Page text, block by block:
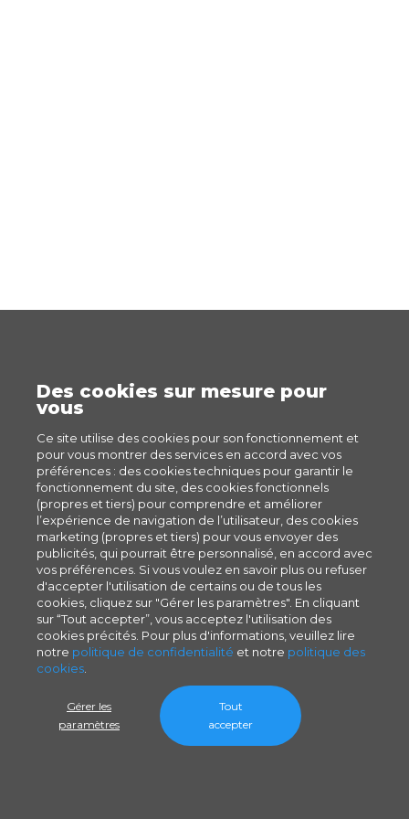
Des cookies sur mesure pour
vous
Ce site utilise des cookies pour son fonctionnement et
pour vous montrer des services en accord avec vos
préférences : des cookies techniques pour garantir le
fonctionnement du site, des cookies fonctionnels
(propres et tiers) pour comprendre et améliorer
l’expérience de navigation de l’utilisateur, des cookies
marketing (propres et tiers) pour vous envoyer des
publicités, qui pourrait être personnalisé, en accord avec
vos préférences. Si vous voulez en savoir plus ou refuser
d'accepter l'utilisation de certains ou de tous les
cookies, cliquez sur "Gérer les paramètres". En cliquant
sur “Tout accepter”, vous acceptez l'utilisation des
cookies précités. Pour plus d'informations, veuillez lire
notre politique de confidentialité et notre politique des
cookies
Gérer les
paramètres
Tout
accepter